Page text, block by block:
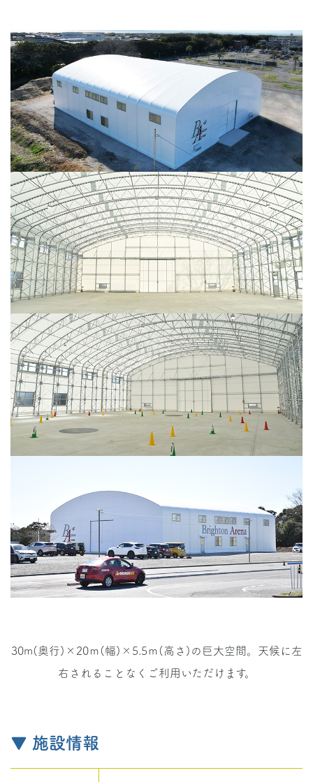
30m(奥行)×20ｍ(幅)×5.5ｍ(高さ)の巨大空間。天候に左
右されることなくご利用いただけます。
▼ 施設情報